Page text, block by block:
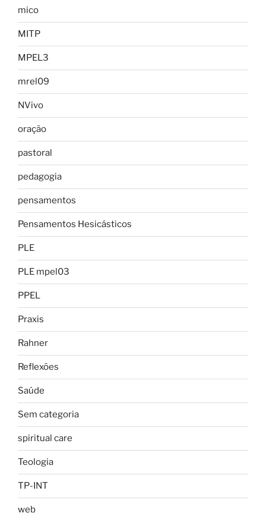
mico
MITP
MPEL3
mrel09
NVivo
oração
pastoral
pedagogia
pensamentos
Pensamentos Hesicásticos
PLE
PLE mpel03
PPEL
Praxis
Rahner
Reflexões
Saúde
Sem categoria
spiritual care
Teologia
TP-INT
web